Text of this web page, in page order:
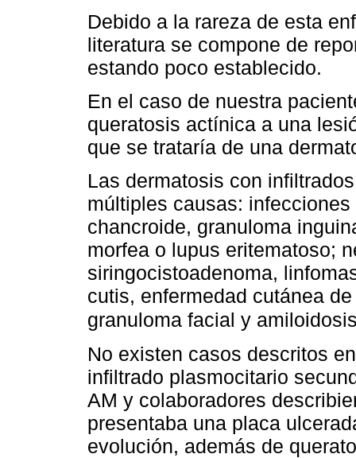
Debido a la rareza de esta
literatura se compone de
estando poco establecido.
En el caso de nuestra
queratosis actínica a una
que se trataría de una
Las dermatosis con
múltiples causas:
chancroide, granuloma
morfea o lupus eritematoso;
siringocistoadenoma,
cutis, enfermedad cutánea
granuloma facial y
No existen casos descritos
infiltrado plasmocitario
AM y colaboradores
presentaba una placa
evolución, además de